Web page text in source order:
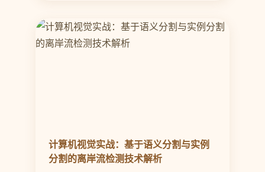
计算机视觉实战：基于语义分割与实例
分割的离岸流检测技术解析